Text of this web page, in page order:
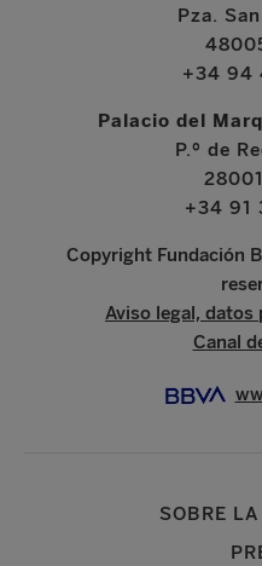
Pza.
+34 94
Palacio del
P.º de
+34 91
Copyright Fundación
Aviso legal, datos
Canal
SOBRE